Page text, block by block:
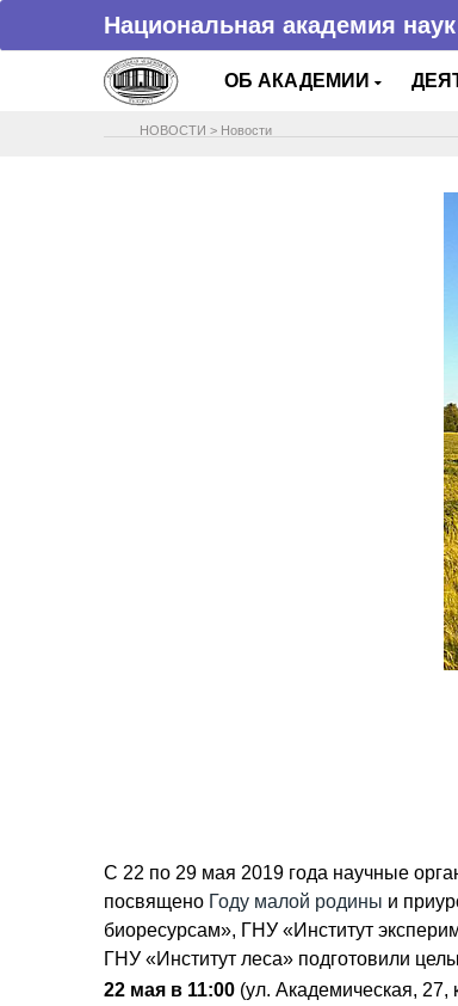
Национальная академия
ОБ АКАДЕМИИ
НОВОСТИ > Новости
С 22 по 29 мая 2019 года научные
посвящено Году малой родины и
биоресурсам», ГНУ «Институт
ГНУ «Институт леса» подготовили
22 мая в 11:00 (ул. Академическая, 27,